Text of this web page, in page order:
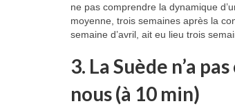
ne pas comprendre la dynamique
moyenne, trois semaines après la
semaine d’avril, ait eu lieu trois
3. La Suède n’a
nous (à 10 min)